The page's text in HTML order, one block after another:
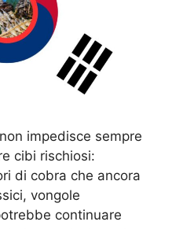
impedisce sempre
cibi rischiosi:
di cobra che ancora
vongole
continuare